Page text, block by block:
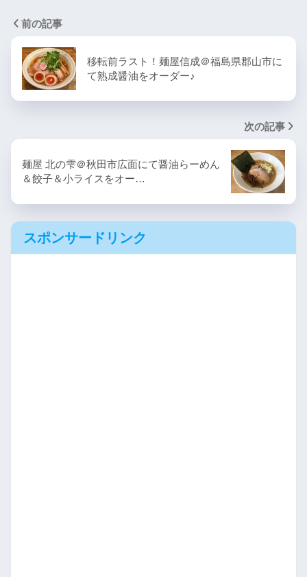
前の記事
移転前ラスト！麺屋信成＠福島県郡山市に
て熟成醤油をオーダー♪
次の記事
麺屋 北の雫＠秋田市広面にて醤油らーめん
＆餃子＆小ライスをオー…
スポンサードリンク